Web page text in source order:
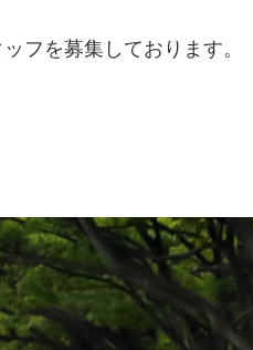
ッフを募集しております。